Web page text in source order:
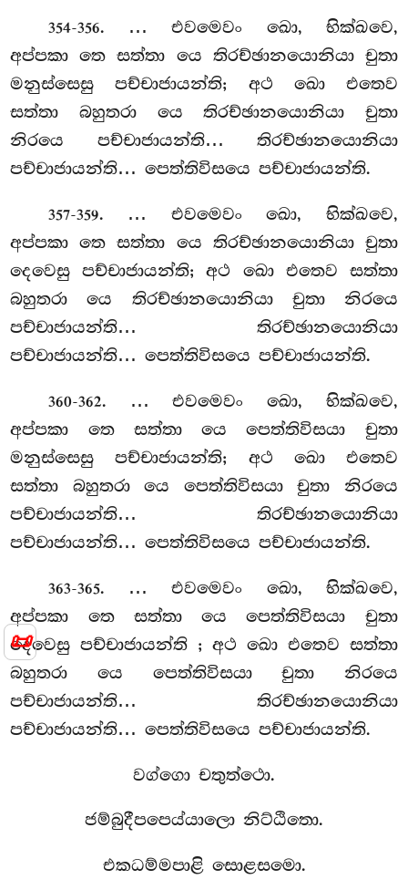
📜
354-356. … එවමෙවං ඛො, භික්ඛවෙ,
අප්පකා තෙ සත්තා යෙ තිරච්ඡානයොනියා චුතා
මනුස්සෙසු පච්චාජායන්ති; අථ ඛො එතෙව
සත්තා බහුතරා යෙ තිරච්ඡානයොනියා චුතා
නිරයෙ පච්චාජායන්ති… තිරච්ඡානයොනියා
පච්චාජායන්ති… පෙත්තිවිසයෙ පච්චාජායන්ති.
357-359. … එවමෙවං ඛො, භික්ඛවෙ,
අප්පකා තෙ සත්තා යෙ තිරච්ඡානයොනියා චුතා
දෙවෙසු පච්චාජායන්ති; අථ ඛො එතෙව සත්තා
බහුතරා යෙ තිරච්ඡානයොනියා චුතා නිරයෙ
පච්චාජායන්ති… තිරච්ඡානයොනියා
පච්චාජායන්ති… පෙත්තිවිසයෙ පච්චාජායන්ති.
360-362. … එවමෙවං ඛො, භික්ඛවෙ,
අප්පකා තෙ සත්තා යෙ පෙත්තිවිසයා චුතා
මනුස්සෙසු පච්චාජායන්ති; අථ ඛො එතෙව
සත්තා බහුතරා යෙ පෙත්තිවිසයා චුතා නිරයෙ
පච්චාජායන්ති… තිරච්ඡානයොනියා
පච්චාජායන්ති… පෙත්තිවිසයෙ පච්චාජායන්ති.
363-365. … එවමෙවං ඛො, භික්ඛවෙ,
අප්පකා තෙ සත්තා යෙ පෙත්තිවිසයා චුතා
දෙවෙසු පච්චාජායන්ති ; අථ ඛො එතෙව සත්තා
බහුතරා යෙ පෙත්තිවිසයා චුතා නිරයෙ
පච්චාජායන්ති… තිරච්ඡානයොනියා
පච්චාජායන්ති… පෙත්තිවිසයෙ පච්චාජායන්ති.
වග්ගො චතුත්ථො.
ජම්බුදීපපෙය්යාලො නිට්ඨිතො.
එකධම්මපාළි සොළසමො.